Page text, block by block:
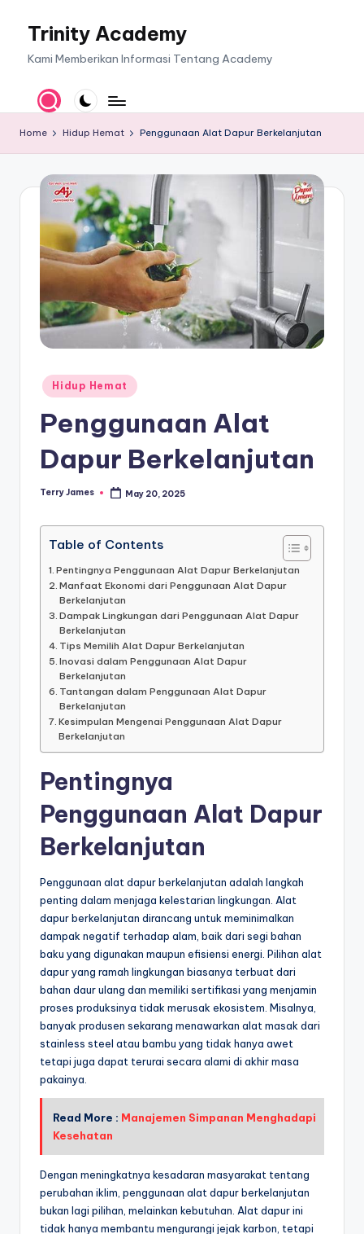
Trinity Academy
Kami Memberikan Informasi Tentang Academy
Home Hidup Hemat Penggunaan Alat Dapur Berkelanjutan
Posted
in
Hidup Hemat
Penggunaan Alat
Dapur Berkelanjutan
Posted
Terry James May 20, 2025
Table of Contents
Pentingnya Penggunaan Alat Dapur Berkelanjutan
Manfaat Ekonomi dari Penggunaan Alat Dapur
Berkelanjutan
Dampak Lingkungan dari Penggunaan Alat Dapur
Berkelanjutan
Tips Memilih Alat Dapur Berkelanjutan
Inovasi dalam Penggunaan Alat Dapur
Berkelanjutan
Tantangan dalam Penggunaan Alat Dapur
Berkelanjutan
Kesimpulan Mengenai Penggunaan Alat Dapur
Berkelanjutan
Pentingnya
Penggunaan Alat Dapur
Berkelanjutan
Penggunaan alat dapur berkelanjutan adalah langkah
penting dalam menjaga kelestarian lingkungan. Alat
dapur berkelanjutan dirancang untuk meminimalkan
dampak negatif terhadap alam, baik dari segi bahan
baku yang digunakan maupun efisiensi energi. Pilihan alat
dapur yang ramah lingkungan biasanya terbuat dari
bahan daur ulang dan memiliki sertifikasi yang menjamin
proses produksinya tidak merusak ekosistem. Misalnya,
banyak produsen sekarang menawarkan alat masak dari
stainless steel atau bambu yang tidak hanya awet
tetapi juga dapat terurai secara alami di akhir masa
pakainya.
Read More : Manajemen Simpanan Menghadapi
Kesehatan
Dengan meningkatnya kesadaran masyarakat tentang
perubahan iklim, penggunaan alat dapur berkelanjutan
bukan lagi pilihan, melainkan kebutuhan. Alat dapur ini
tidak hanya membantu mengurangi jejak karbon, tetapi